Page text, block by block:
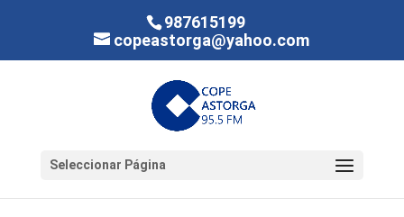
987615199
copeastorga@yahoo.com
Seleccionar Página